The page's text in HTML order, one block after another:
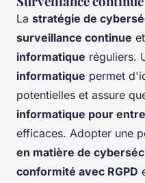
La stratégie de
surveillance continue
informatique réguliers.
informatique permet
potentielles et assure
informatique pour
efficaces. Adopter une
en matière de
conformité avec RGPD